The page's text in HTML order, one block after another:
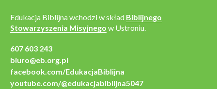
Edukacja Biblijna wchodzi w skład Biblijnego
Stowarzyszenia Misyjnego w Ustroniu.
607 603 243
biuro@eb.org.pl
facebook.com/EdukacjaBiblijna
youtube.com/@edukacjabiblijna5047